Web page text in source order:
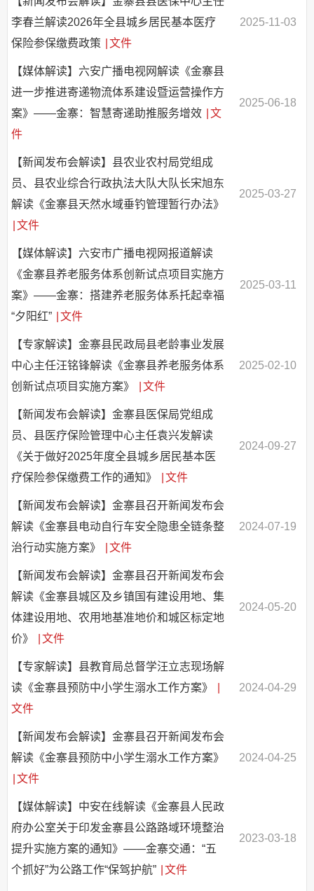
李春兰解读2026年全县城乡居民基本医疗
保险参保缴费政策
文件
2025-11-03
【媒体解读】六安广播电视网解读《金寨县
进一步推进寄递物流体系建设暨运营操作方
案》——金寨：智慧寄递助推服务增效
文
件
2025-06-18
【新闻发布会解读】县农业农村局党组成
员、县农业综合行政执法大队大队长宋旭东
解读《金寨县天然水域垂钓管理暂行办法》
文件
2025-03-27
【媒体解读】六安市广播电视网报道解读
《金寨县养老服务体系创新试点项目实施方
案》——金寨：搭建养老服务体系托起幸福
“夕阳红”
文件
2025-03-11
【专家解读】金寨县民政局县老龄事业发展
中心主任汪铭锋解读《金寨县养老服务体系
创新试点项目实施方案》
文件
2025-02-10
【新闻发布会解读】金寨县医保局党组成
员、县医疗保险管理中心主任袁兴发解读
《关于做好2025年度全县城乡居民基本医
疗保险参保缴费工作的通知》
文件
2024-09-27
【新闻发布会解读】金寨县召开新闻发布会
解读《金寨县电动自行车安全隐患全链条整
治行动实施方案》
文件
2024-07-19
【新闻发布会解读】金寨县召开新闻发布会
解读《金寨县城区及乡镇国有建设用地、集
体建设用地、农用地基准地价和城区标定地
价》
文件
2024-05-20
【专家解读】县教育局总督学汪立志现场解
读《金寨县预防中小学生溺水工作方案》
文件
2024-04-29
【新闻发布会解读】金寨县召开新闻发布会
解读《金寨县预防中小学生溺水工作方案》
文件
2024-04-25
【媒体解读】中安在线解读《金寨县人民政
府办公室关于印发金寨县公路路域环境整治
提升实施方案的通知》——金寨交通：“五
个抓好”为公路工作“保驾护航”
文件
2023-03-18